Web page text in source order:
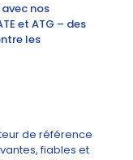
nos
et ATG – des
les
de référence
fiables et